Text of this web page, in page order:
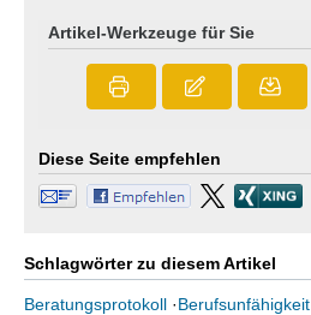
Artikel-Werkzeuge für Sie
Diese Seite empfehlen
Schlagwörter zu diesem Artikel
Beratungsprotokoll ·Berufsunfähigkeit